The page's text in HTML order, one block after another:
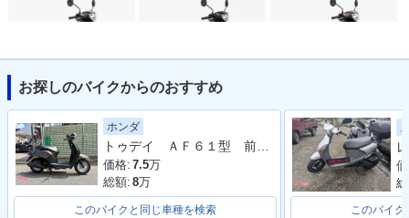
マイナーチェンジ
カラーチェンジ
お探しのバイクからのおすすめ
ホンダ
トゥデイ ＡＦ６１型 前後タイヤ新品 バッテリー新品 ブレーキシュー新品 ４サイクル キャブ車
価格: 7.5万
総額: 8万
このバイクと同じ車種を検索 このバイク